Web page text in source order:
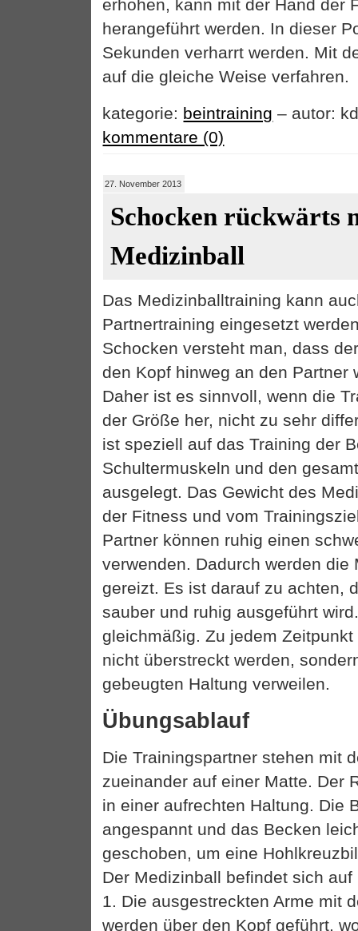
erhöhen, kann mit der Hand der
herangeführt werden. In dieser
Sekunden verharrt werden. Mit
auf die gleiche Weise verfahren.
kategorie: beintraining – autor:
kommentare (0)
27. November 2013
Schocken rückwärts
Medizinball
Das Medizinballtraining kann
Partnertraining eingesetzt
Schocken versteht man, dass
den Kopf hinweg an den Partner
Daher ist es sinnvoll, wenn die
der Größe her, nicht zu sehr
ist speziell auf das Training der
Schultermuskeln und den
ausgelegt. Das Gewicht des
der Fitness und vom
Partner können ruhig einen
verwenden. Dadurch werden die
gereizt. Es ist darauf zu achten,
sauber und ruhig ausgeführt
gleichmäßig. Zu jedem
nicht überstreckt werden,
gebeugten Haltung verweilen.
Übungsablauf
Die Trainingspartner stehen mit
zueinander auf einer Matte. Der
in einer aufrechten Haltung. Die
angespannt und das Becken
geschoben, um eine
Der Medizinball befindet sich
1. Die ausgestreckten Arme mit
werden über den Kopf geführt,